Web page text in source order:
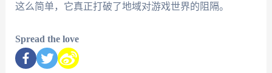
这么简单，它真正打破了地域对游戏世界的阻隔。
Spread the love